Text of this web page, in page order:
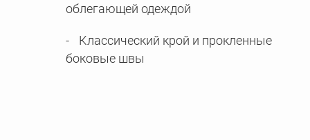
облегающей одеждой
Классический крой и прокленные
боковые швы